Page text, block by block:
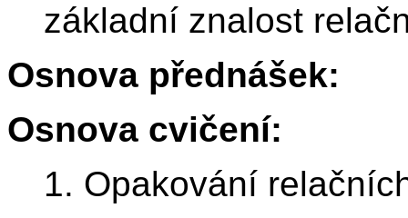
základní znalost
Osnova přednášek:
Osnova cvičení:
1. Opakování